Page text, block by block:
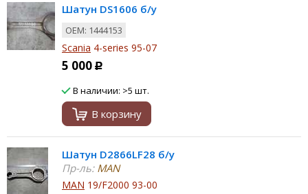
Шатун DS1606 б/у
ОЕМ: 1444153
Scania 4-series 95-07
5 000 Р
В наличии: >5 шт.
В корзину
Шатун D2866LF28 б/у
Пр-ль:MAN
MAN 19/F2000 93-00